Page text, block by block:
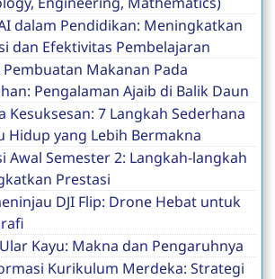
dalam Pendidikan: Meningkatkan
dan Efektivitas Pembelajaran
Pembuatan Makanan Pada
Pengalaman Ajaib di Balik Daun
Kesuksesan: 7 Langkah Sederhana
Hidup yang Lebih Bermakna
Awal Semester 2: Langkah-langkah
Prestasi
DJI Flip: Drone Hebat untuk
Kayu: Makna dan Pengaruhnya
Kurikulum Merdeka: Strategi